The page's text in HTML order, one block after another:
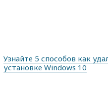
Узнайте 5 способов как
установке Windows 10